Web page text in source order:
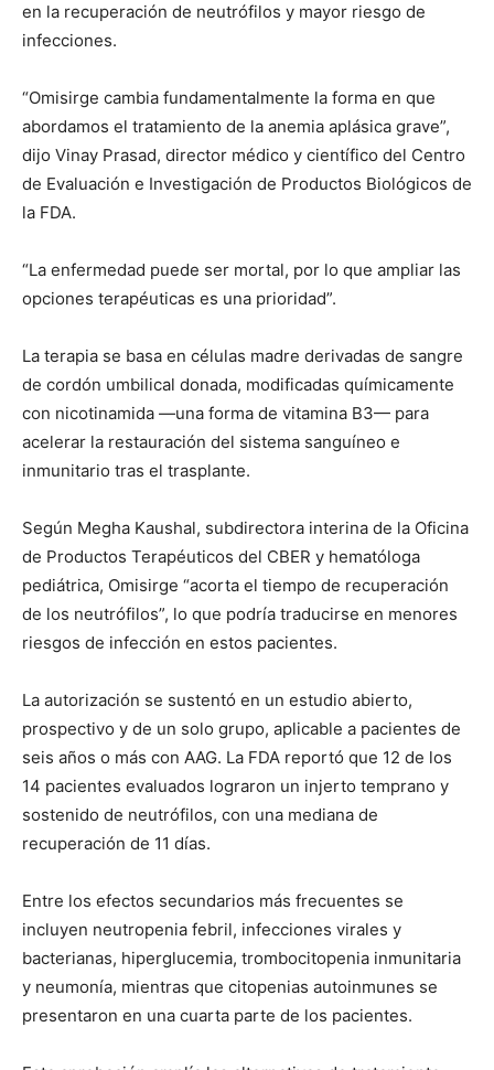
en la recuperación de neutrófilos y mayor riesgo de
infecciones.
“Omisirge cambia fundamentalmente la forma en que
abordamos el tratamiento de la anemia aplásica grave”,
dijo Vinay Prasad, director médico y científico del Centro
de Evaluación e Investigación de Productos Biológicos de
la FDA.
“La enfermedad puede ser mortal, por lo que ampliar las
opciones terapéuticas es una prioridad”.
La terapia se basa en células madre derivadas de sangre
de cordón umbilical donada, modificadas químicamente
con nicotinamida —una forma de vitamina B3— para
acelerar la restauración del sistema sanguíneo e
inmunitario tras el trasplante.
Según Megha Kaushal, subdirectora interina de la Oficina
de Productos Terapéuticos del CBER y hematóloga
pediátrica, Omisirge “acorta el tiempo de recuperación
de los neutrófilos”, lo que podría traducirse en menores
riesgos de infección en estos pacientes.
La autorización se sustentó en un estudio abierto,
prospectivo y de un solo grupo, aplicable a pacientes de
seis años o más con AAG. La FDA reportó que 12 de los
14 pacientes evaluados lograron un injerto temprano y
sostenido de neutrófilos, con una mediana de
recuperación de 11 días.
Entre los efectos secundarios más frecuentes se
incluyen neutropenia febril, infecciones virales y
bacterianas, hiperglucemia, trombocitopenia inmunitaria
y neumonía, mientras que citopenias autoinmunes se
presentaron en una cuarta parte de los pacientes.